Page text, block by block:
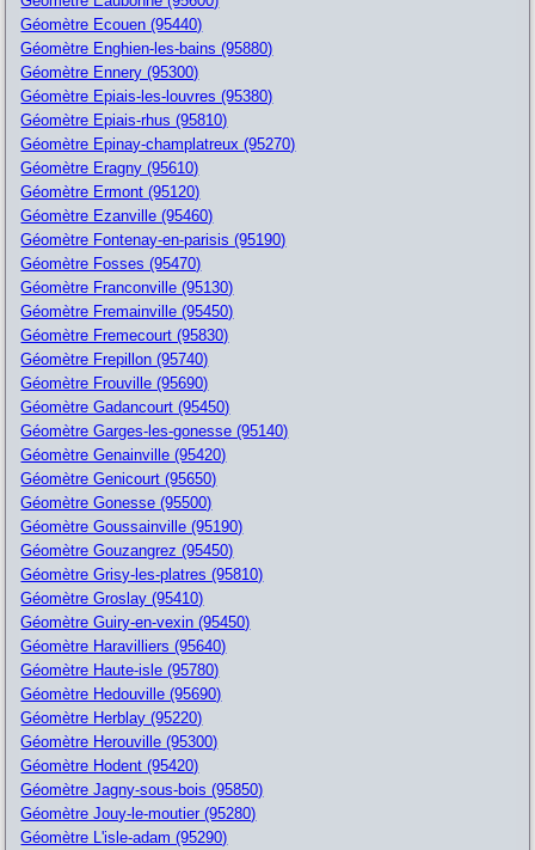
Géomètre Ecouen (95440)
Géomètre Enghien-les-bains (95880)
Géomètre Ennery (95300)
Géomètre Epiais-les-louvres (95380)
Géomètre Epiais-rhus (95810)
Géomètre Epinay-champlatreux (95270)
Géomètre Eragny (95610)
Géomètre Ermont (95120)
Géomètre Ezanville (95460)
Géomètre Fontenay-en-parisis (95190)
Géomètre Fosses (95470)
Géomètre Franconville (95130)
Géomètre Fremainville (95450)
Géomètre Fremecourt (95830)
Géomètre Frepillon (95740)
Géomètre Frouville (95690)
Géomètre Gadancourt (95450)
Géomètre Garges-les-gonesse (95140)
Géomètre Genainville (95420)
Géomètre Genicourt (95650)
Géomètre Gonesse (95500)
Géomètre Goussainville (95190)
Géomètre Gouzangrez (95450)
Géomètre Grisy-les-platres (95810)
Géomètre Groslay (95410)
Géomètre Guiry-en-vexin (95450)
Géomètre Haravilliers (95640)
Géomètre Haute-isle (95780)
Géomètre Hedouville (95690)
Géomètre Herblay (95220)
Géomètre Herouville (95300)
Géomètre Hodent (95420)
Géomètre Jagny-sous-bois (95850)
Géomètre Jouy-le-moutier (95280)
Géomètre L'isle-adam (95290)